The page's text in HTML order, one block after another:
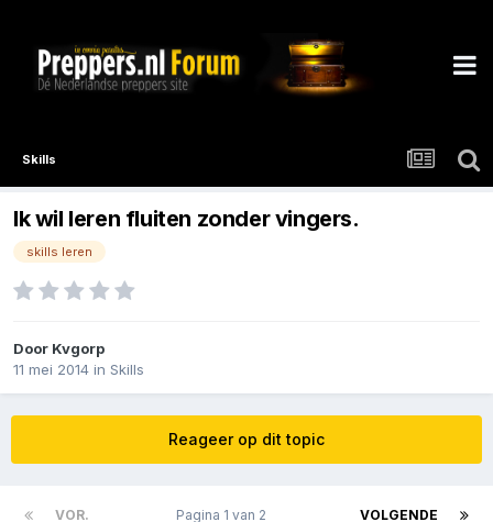
Skills
Ik wil leren fluiten zonder vingers.
skills leren
Door Kvgorp
11 mei 2014 in Skills
Reageer op dit topic
VOR. VOLGENDE
Pagina 1 van 2